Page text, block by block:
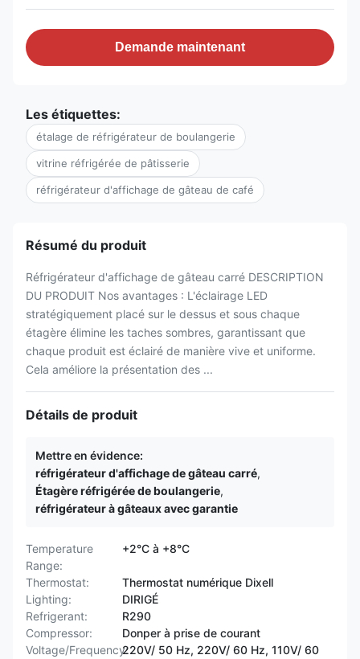
Demande maintenant
Les étiquettes:
étalage de réfrigérateur de boulangerie
vitrine réfrigérée de pâtisserie
réfrigérateur d'affichage de gâteau de café
Résumé du produit
Réfrigérateur d'affichage de gâteau carré DESCRIPTION
DU PRODUIT Nos avantages : L'éclairage LED
stratégiquement placé sur le dessus et sous chaque
étagère élimine les taches sombres, garantissant que
chaque produit est éclairé de manière vive et uniforme.
Cela améliore la présentation des ...
Détails de produit
Mettre en évidence:
réfrigérateur d'affichage de gâteau carré,
Étagère réfrigérée de boulangerie,
réfrigérateur à gâteaux avec garantie
Temperature
Range:
+2°C à +8°C
Thermostat:
Thermostat numérique Dixell
Lighting:
DIRIGÉ
Refrigerant:
R290
Compressor:
Donper à prise de courant
Voltage/Frequency:220V/ 50 Hz, 220V/ 60 Hz, 110V/ 60